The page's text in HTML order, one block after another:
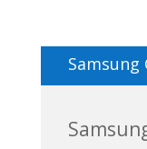
Samsung